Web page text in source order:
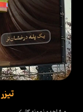
تیزر CGI مجموعه پرستیژ